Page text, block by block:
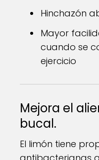
Hinchazón
Mayor
cuando se
ejercicio
Mejora el
bucal.
El limón tiene